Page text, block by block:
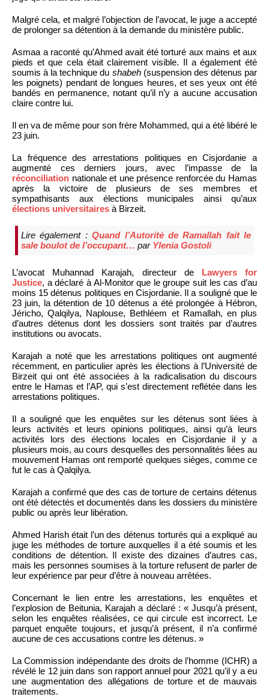
Malgré cela, et malgré l’objection de l’avocat, le juge a accepté
de prolonger sa détention à la demande du ministère public.
Asmaa a raconté qu’Ahmed avait été torturé aux mains et aux
pieds et que cela était clairement visible. Il a également été
soumis à la technique du shabeh(suspension des détenus par
les poignets) pendant de longues heures, et ses yeux ont été
bandés en permanence, notant qu’il n’y a aucune accusation
claire contre lui.
Il en va de même pour son frère Mohammed, qui a été libéré le
23 juin.
La fréquence des arrestations politiques en Cisjordanie a
augmenté ces derniers jours, avec l’impasse de la
réconciliation nationale et une présence renforcée du Hamas
après la victoire de plusieurs de ses membres et
sympathisants aux élections municipales ainsi qu’aux
élections universitaires à Birzeit.
Lire également :Quand l’Autorité de Ramallah fait le
sale boulot de l’occupant… par Ylenia Gostoli
L’avocat Muhannad Karajah, directeur de Lawyers for
Justice, a déclaré à Al-Monitor que le groupe suit les cas d’au
moins 15 détenus politiques en Cisjordanie. Il a souligné que le
23 juin, la détention de 10 détenus a été prolongée à Hébron,
Jéricho, Qalqilya, Naplouse, Bethléem et Ramallah, en plus
d’autres détenus dont les dossiers sont traités par d’autres
institutions ou avocats.
Karajah a noté que les arrestations politiques ont augmenté
récemment, en particulier après les élections à l’Université de
Birzeit qui ont été associées à la radicalisation du discours
entre le Hamas et l’AP, qui s’est directement reflétée dans les
arrestations politiques.
Il a souligné que les enquêtes sur les détenus sont liées à
leurs activités et leurs opinions politiques, ainsi qu’à leurs
activités lors des élections locales en Cisjordanie il y a
plusieurs mois, au cours desquelles des personnalités liées au
mouvement Hamas ont remporté quelques sièges, comme ce
fut le cas à Qalqilya.
Karajah a confirmé que des cas de torture de certains détenus
ont été détectés et documentés dans les dossiers du ministère
public ou après leur libération.
Ahmed Harish était l’un des détenus torturés qui a expliqué au
juge les méthodes de torture auxquelles il a été soumis et les
conditions de détention. Il existe des dizaines d’autres cas,
mais les personnes soumises à la torture refusent de parler de
leur expérience par peur d’être à nouveau arrêtées.
Concernant le lien entre les arrestations, les enquêtes et
l’explosion de Beitunia, Karajah a déclaré : « Jusqu’à présent,
selon les enquêtes réalisées, ce qui circule est incorrect. Le
parquet enquête toujours, et jusqu’à présent, il n’a confirmé
aucune de ces accusations contre les détenus. »
La Commission indépendante des droits de l’homme (ICHR) a
révélé le 12 juin dans son rapport annuel pour 2021 qu’il y a eu
une augmentation des allégations de torture et de mauvais
traitements.